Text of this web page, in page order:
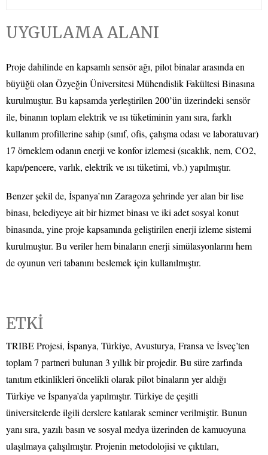
UYGULAMA ALANI
Proje dahilinde en kapsamlı sensör ağı, pilot binalar arasında en
büyüğü olan Özyeğin Üniversitesi Mühendislik Fakültesi Binasına
kurulmuştur. Bu kapsamda yerleştirilen 200’ün üzerindeki sensör
ile, binanın toplam elektrik ve ısı tüketiminin yanı sıra, farklı
kullanım profillerine sahip (sınıf, ofis, çalışma odası ve laboratuvar)
17 örneklem odanın enerji ve konfor izlemesi (sıcaklık, nem, CO2,
kapı/pencere, varlık, elektrik ve ısı tüketimi, vb.) yapılmıştır.
Benzer şekil de, İspanya’nın Zaragoza şehrinde yer alan bir lise
binası, belediyeye ait bir hizmet binası ve iki adet sosyal konut
binasında, yine proje kapsamında geliştirilen enerji izleme sistemi
kurulmuştur. Bu veriler hem binaların enerji simülasyonlarını hem
de oyunun veri tabanını beslemek için kullanılmıştır.
ETKİ
TRIBE Projesi, İspanya, Türkiye, Avusturya, Fransa ve İsveç’ten
toplam 7 partneri bulunan 3 yıllık bir projedir. Bu süre zarfında
tanıtım etkinlikleri öncelikli olarak pilot binaların yer aldığı
Türkiye ve İspanya’da yapılmıştır. Türkiye de çeşitli
üniversitelerde ilgili derslere katılarak seminer verilmiştir. Bunun
yanı sıra, yazılı basın ve sosyal medya üzerinden de kamuoyuna
ulaşılmaya çalışılmıştır. Projenin metodolojisi ve çıktıları,